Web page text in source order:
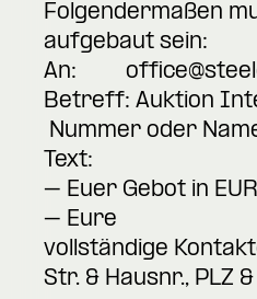
Folgendermaßen
aufgebaut sein:
An:
Betreff: Auktion
Nummer oder
Text:
– Euer Gebot in EUR
– Eure
vollständige
Str. & Hausnr., PLZ